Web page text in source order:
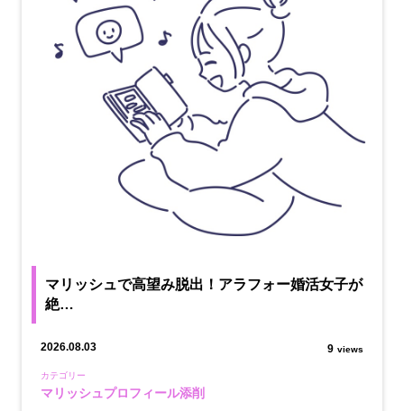
マリッシュで高望み脱出！アラフォー婚活女子が
絶…
2026.08.03 9 views
カテゴリー
マリッシュプロフィール添削